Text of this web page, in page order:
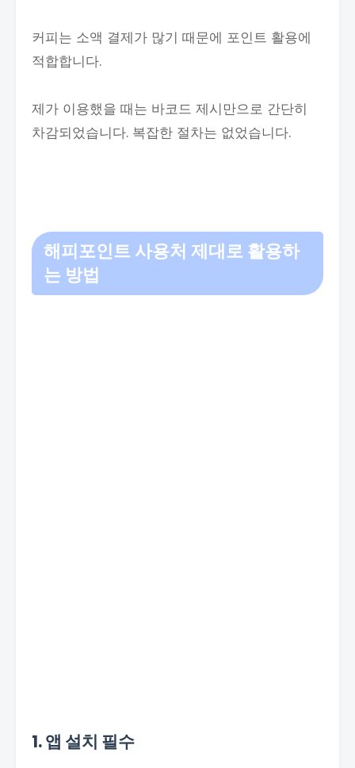
커피는 소액 결제가 많기 때문에 포인트 활용에
적합합니다.
제가 이용했을 때는 바코드 제시만으로 간단히
차감되었습니다. 복잡한 절차는 없었습니다.
해피포인트 사용처 제대로 활용하
는 방법
1. 앱 설치 필수